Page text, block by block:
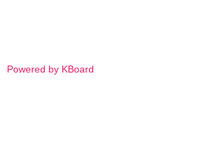
Powered by KBoard